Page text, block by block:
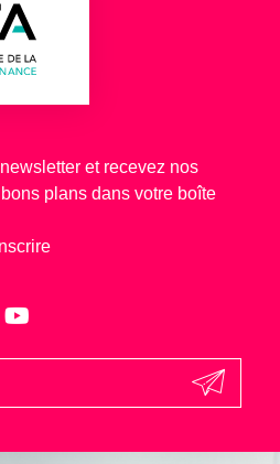
et recevez nos
plans dans votre boîte